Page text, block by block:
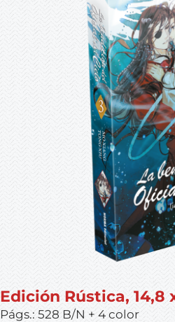
Edición Rústica, 14,8
Págs.: 528 B/N + 4 color